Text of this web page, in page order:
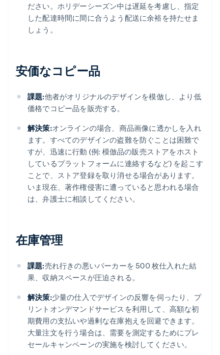
ださい。ホリデーシーズン中は遅延を考慮し、指定
した配達時間に間に合うよう配送に余裕を持たせま
しょう。
安価なコピー品
課題:他者がオリジナルのデザインを模倣し、より低
価格でコピー品を販売する。
解決策:オンラインの場合、商品画像に透かしを入れ
ます。すべてのデザインの盗難を防ぐことは困難で
すが、迅速に行動 (例: 模倣品の販売ストアをホスト
しているプラットフォームに連絡するなど) を起こす
ことで、ストア登録を取り消せる場合があります。
いま現在、著作権侵害に遭っていると思われる場合
は、弁護士に相談してください。
在庫管理
課題:売れ行きの悪いパーカーを 500 枚仕入れた結
果、収納スペースが圧迫される。
解決策:少量の仕入でデザインの反響を伺ったり、プ
リントオンデマンドサービスを利用して、高額な初
期費用の支払いや過剰な在庫抱えを回避できます。
大量注文を行う場合は、需要を測定するためにプレ
セールキャンペーンの実施を検討してください。